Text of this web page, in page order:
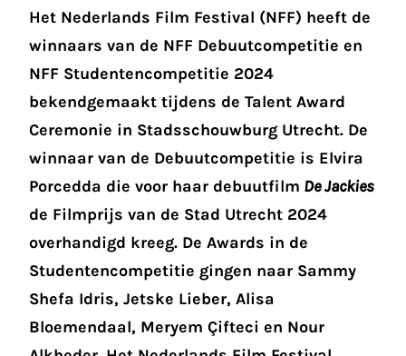
Het Nederlands Film Festival (NFF) heeft de
winnaars van de NFF Debuutcompetitie en
NFF Studentencompetitie 2024
bekendgemaakt tijdens de Talent Award
Ceremonie in Stadsschouwburg Utrecht. De
winnaar van de Debuutcompetitie is Elvira
Porcedda die voor haar debuutfilm De Jackies
de Filmprijs van de Stad Utrecht 2024
overhandigd kreeg. De Awards in de
Studentencompetitie gingen naar Sammy
Shefa Idris, Jetske Lieber, Alisa
Bloemendaal, Meryem Çifteci en Nour